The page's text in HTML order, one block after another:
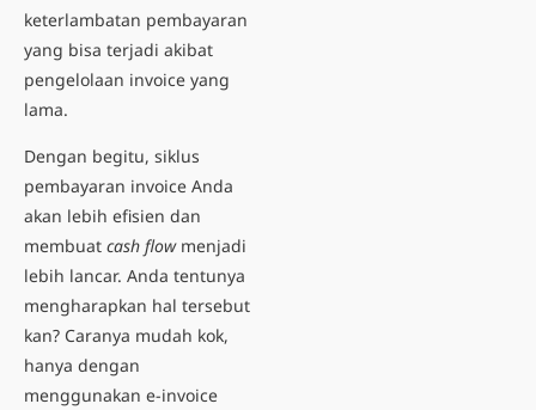
keterlambatan pembayaran
yang bisa terjadi akibat
pengelolaan invoice yang
lama.
Dengan begitu, siklus
pembayaran invoice Anda
akan lebih efisien dan
membuat cash flow menjadi
lebih lancar. Anda tentunya
mengharapkan hal tersebut
kan? Caranya mudah kok,
hanya dengan
menggunakan e-invoice